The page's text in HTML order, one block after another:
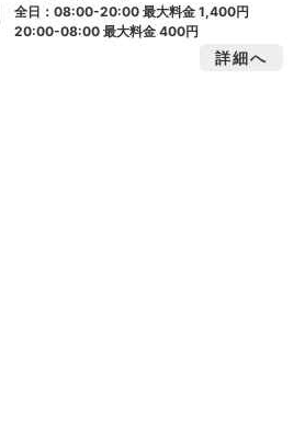
全日：08:00-20:00 最大料金1,400円
20:00-08:00 最大料金400円
詳細へ